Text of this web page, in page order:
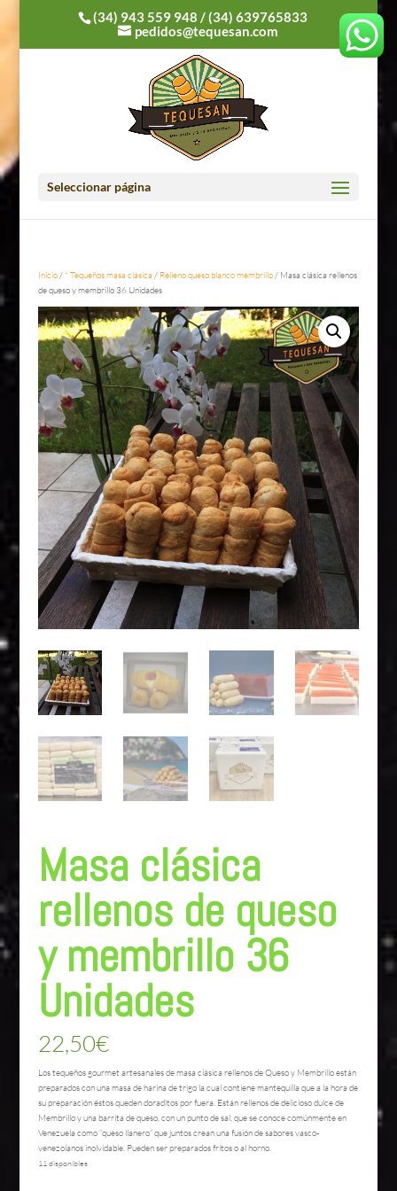
(34) 943 559 948 /(34) 639765833
pedidos@tequesan.com
Seleccionar página
Inicio/ * Tequeños masa clásica/ Relleno queso blanco membrillo/ Masa clásica rellenos
de queso y membrillo 36 Unidades
Masa clásica
rellenos de queso
y membrillo 36
Unidades
22,50€
Los tequeños gourmet artesanales de masa clásica rellenos de Queso y Membrillo están
preparados con una masa de harina de trigo la cual contiene mantequilla que a la hora de
su preparación éstos queden doraditos por fuera. Están rellenos de delicioso dulce de
Membrillo y una barrita de queso, con un punto de sal, que se conoce comúnmente en
Venezuela como “queso llanero” que juntos crean una fusión de sabores vasco-
venezolanos inolvidable. Pueden ser preparados fritos o al horno.
11 disponibles